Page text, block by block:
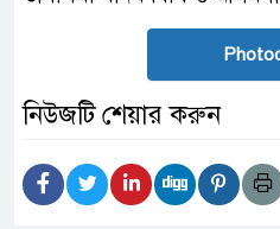
নিউজটি শেয়ার করুন